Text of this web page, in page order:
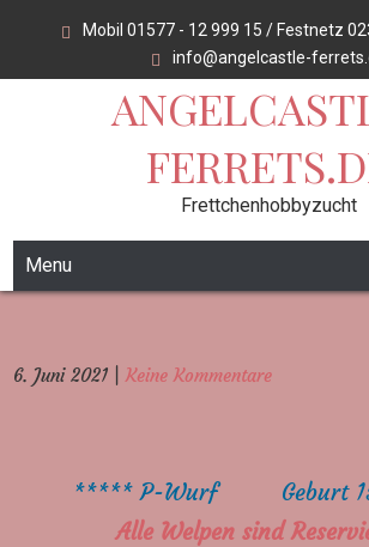
Mobil 01577 - 12 999 15 / Festnetz
info@angelcastle-
Frettchenhobbyzucht
Menu
6. Juni 2021 |Keine Kommentare
***** P-Wurf Geburt
Alle Welpen sind